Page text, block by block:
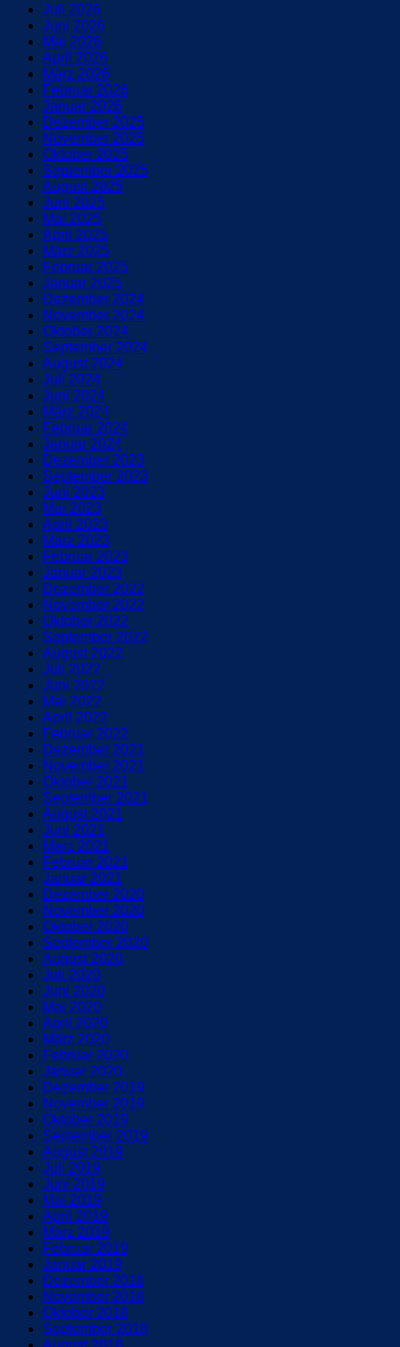
Juli 2026
Juni 2026
Mai 2026
April 2026
März 2026
Februar 2026
Januar 2026
Dezember 2025
November 2025
Oktober 2025
September 2025
August 2025
Juni 2025
Mai 2025
April 2025
März 2025
Februar 2025
Januar 2025
Dezember 2024
November 2024
Oktober 2024
September 2024
August 2024
Juli 2024
Juni 2024
März 2024
Februar 2024
Januar 2024
Dezember 2023
September 2023
Juni 2023
Mai 2023
April 2023
März 2023
Februar 2023
Januar 2023
Dezember 2022
November 2022
Oktober 2022
September 2022
August 2022
Juli 2022
Juni 2022
Mai 2022
April 2022
Februar 2022
Dezember 2021
November 2021
Oktober 2021
September 2021
August 2021
Juni 2021
März 2021
Februar 2021
Januar 2021
Dezember 2020
November 2020
Oktober 2020
September 2020
August 2020
Juli 2020
Juni 2020
Mai 2020
April 2020
März 2020
Februar 2020
Januar 2020
Dezember 2019
November 2019
Oktober 2019
September 2019
August 2019
Juli 2019
Juni 2019
Mai 2019
April 2019
März 2019
Februar 2019
Januar 2019
Dezember 2018
November 2018
Oktober 2018
September 2018